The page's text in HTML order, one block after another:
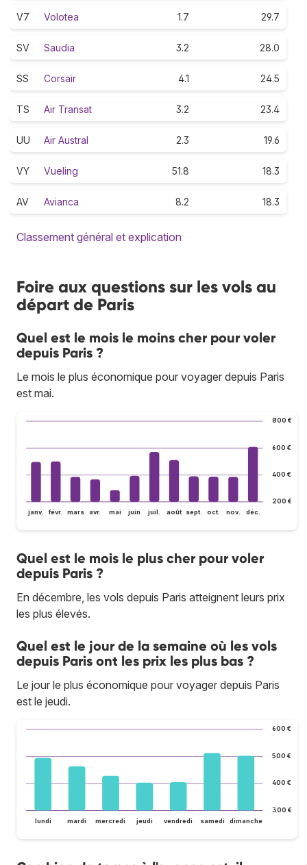
V7 Volotea 1.7 29.7
SV Saudia 3.2 28.0
SS Corsair 4.1 24.5
TS Air Transat 3.2 23.4
UU Air Austral 2.3 19.6
VY Vueling 51.8 18.3
AV Avianca 8.2 18.3
Classement général et explication
Foire aux questions sur les vols au
départ de Paris
Quel est le mois le moins cher pour voler
depuis Paris ?
Le mois le plus économique pour voyager depuis Paris
est mai.
200 €
400 €
600 €
800 €
janv. févr. mars avr. mai juin juil. août sept. oct. nov. déc.
Quel est le mois le plus cher pour voler
depuis Paris ?
En décembre, les vols depuis Paris atteignent leurs prix
les plus élevés.
Quel est le jour de la semaine où les vols
depuis Paris ont les prix les plus bas ?
Le jour le plus économique pour voyager depuis Paris
est le jeudi.
300 €
400 €
500 €
600 €
lundi mardi mercredi jeudi vendredi samedi dimanche